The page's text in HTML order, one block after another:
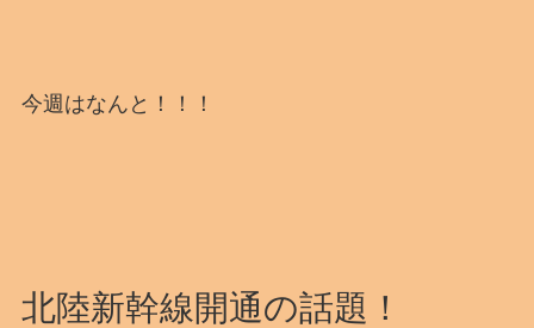
今週はなんと！！！
北陸新幹線開通の話題！